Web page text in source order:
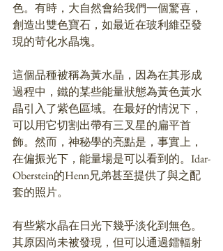
色。有時，大自然會給我們一個驚喜，
創造出雙色寶石，如最近在玻利維亞發
現的苛化水晶塊。
這個品種被稱為黃水晶，因為在其形成
過程中，鐵的某些能量狀態為黃色黃水
晶引入了紫色區域。在最好的情況下，
可以用它切割出帶有三叉星的扁平首
飾。然而，神秘學的亮點是，事實上，
在偏振光下，能量場是可以看到的。Idar-
Oberstein的Henn兄弟甚至提供了與之配
套的照片。
有些紫水晶在日光下幾乎淡化到無色。
其原因尚未被發現，但可以通過鐳輻射